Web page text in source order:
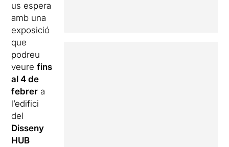
us espera
amb una
exposició
que
podreu
veurefins
al 4 de
febrer a
l’edifici
del
Disseny
HUB